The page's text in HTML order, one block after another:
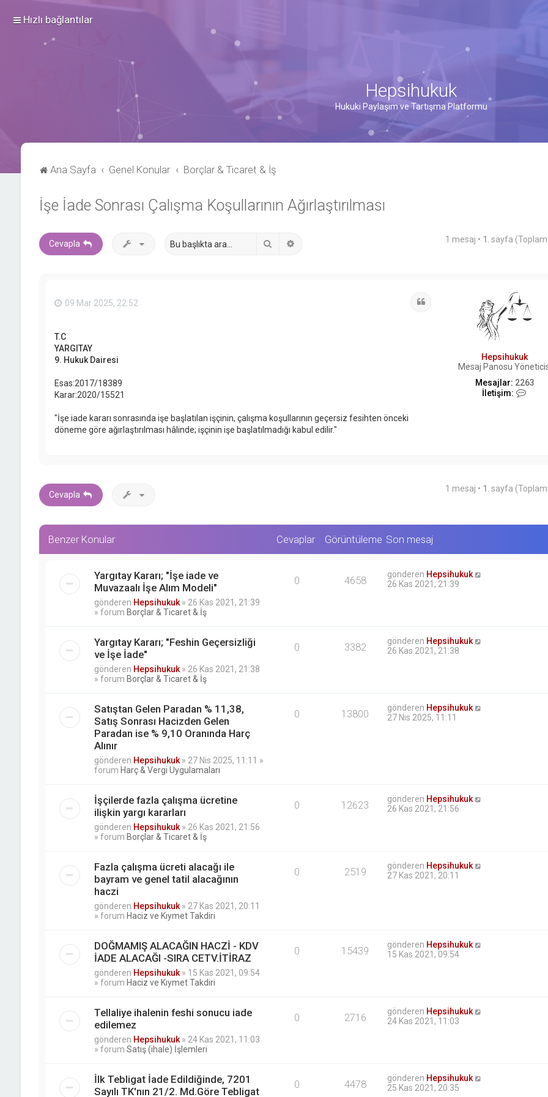
Hızlı bağlantılar
Hepsihukuk
Hukuki Paylaşım ve Tartışma Platformu
Ana Sayfa Genel Konular Borçlar & Ticaret & İş
İşe İade Sonrası Çalışma Koşullarının Ağırlaştırılması
Cevapla 1 mesaj • 1 . sayfa (Toplam
Hepsihukuk
Mesaj Panosu
Mesajlar: 2263
İletişim:
p
09 Mar 2025, 22:52
T.C
YARGITAY
9. Hukuk Dairesi
Esas:2017/18389
Karar:2020/15521
"İşe iade kararı sonrasında işe başlatılan işçinin, çalışma koşullarının geçersiz fesihten önceki
döneme göre ağırlaştırılması hâlinde; işçinin işe başlatılmadığı kabul edilir."
Cevapla
1 mesaj • 1 . sayfa (Toplam
Benzer Konular Cevaplar Görüntüleme Son mesaj
Yargıtay Kararı; "İşe iade ve
Muvazaalı İşe Alım Modeli"
gönderen Hepsihukuk» 26 Kas 2021, 21:39
» forum Borçlar & Ticaret & İş
0 4658 gönderen Hepsihukuk
26 Kas 2021, 21:39
Yargıtay Kararı; "Feshin Geçersizliği
ve İşe İade"
gönderen Hepsihukuk» 26 Kas 2021, 21:38
» forum Borçlar & Ticaret & İş
0 3382 gönderen Hepsihukuk
26 Kas 2021, 21:38
Satıştan Gelen Paradan % 11,38,
Satış Sonrası Hacizden Gelen
Paradan ise % 9,10 Oranında Harç
Alınır
gönderen Hepsihukuk» 27 Nis 2025, 11:11 »
forum Harç & Vergi Uygulamaları
0 13800 gönderen Hepsihukuk
27 Nis 2025, 11:11
İşçilerde fazla çalışma ücretine
ilişkin yargı kararları
gönderen Hepsihukuk» 26 Kas 2021, 21:56
» forum Borçlar & Ticaret & İş
0 12623 gönderen Hepsihukuk
26 Kas 2021, 21:56
Fazla çalışma ücreti alacağı ile
bayram ve genel tatil alacağının
haczi
gönderen Hepsihukuk» 27 Kas 2021, 20:11
» forum Haciz ve Kıymet Takdiri
0 2519 gönderen Hepsihukuk
27 Kas 2021, 20:11
DOĞMAMIŞ ALACAĞIN HACZİ - KDV
İADE ALACAĞI -SIRA CETV.İTİRAZ
gönderen Hepsihukuk» 15 Kas 2021, 09:54
» forum Haciz ve Kıymet Takdiri
0 15439 gönderen Hepsihukuk
15 Kas 2021, 09:54
Tellaliye ihalenin feshi sonucu iade
edilemez
gönderen Hepsihukuk» 24 Kas 2021, 11:03
» forum Satış (ihale) İşlemleri
0 2716 gönderen Hepsihukuk
24 Kas 2021, 11:03
İlk Tebligat İade Edildiğinde, 7201
Sayılı TK'nın 21/2. Md.Göre Tebligat
0 4478 gönderen Hepsihukuk
25 Kas 2021, 20:35